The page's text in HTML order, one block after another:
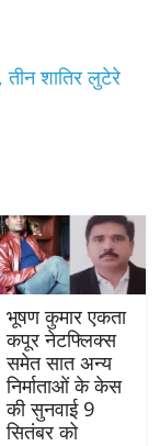
शातिर लुटेरे
भूषण कुमार एकता
कपूर नेटफ्लिक्स
समेत सात अन्य
निर्माताओं के केस
की सुनवाई 9
सितंबर को